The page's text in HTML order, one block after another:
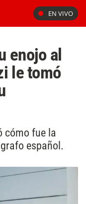
EN VIVO
enojo al
le tomó
cómo fue la
español.